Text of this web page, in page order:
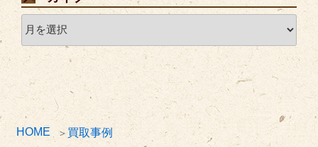
HOME
買取事例
ー
カ
イ
ブ